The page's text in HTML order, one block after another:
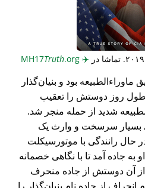
✈️
Truth.org
بود و بنیان‌گذار
طول روز دوستش را تعقیب
شدید از حمله منجر شد.
بسیار سرسخت و وارث یک
رانندگی با موتورسیکلت
جاده آمد تا با نگاهی خصمانه
آن دوستش از جاده منحرف